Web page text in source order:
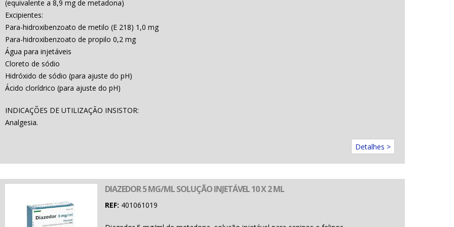
(equivalente a 8,9 mg de metadona)
Excipientes:
Para-hidroxibenzoato de metilo (E 218) 1,0 mg
Para-hidroxibenzoato de propilo 0,2 mg
Água para injetáveis
Cloreto de sódio
Hidróxido de sódio (para ajuste do pH)
Ácido clorídrico (para ajuste do pH)
INDICAÇÕES DE UTILIZAÇÃO INSISTOR:
Analgesia.
Detalhes >
DIAZEDOR 5 MG/ML SOLUÇÃO INJETÁVEL 10 X 2 ML
REF: 401061019